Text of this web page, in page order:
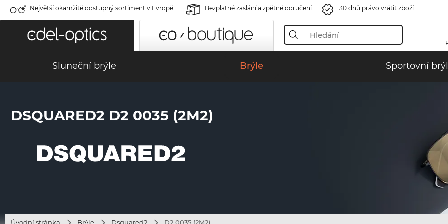
Největší okamžitě dostupný sortiment v Evropě! Bezplatné zaslání a zpětné doručení 30 dnů právo vrátit zboží
Sluneční brýle Brýle Sportovní
DSQUARED2 D2 0035 (2M2)